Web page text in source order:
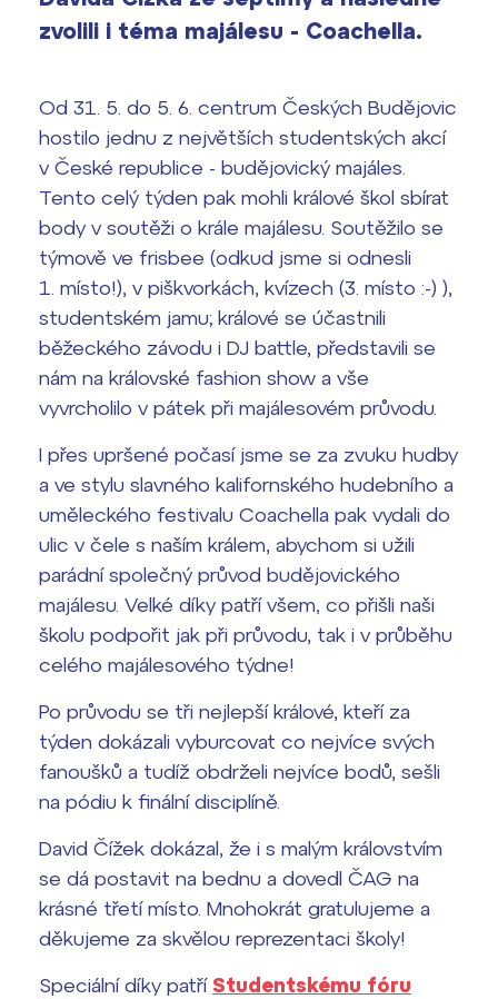
Europass
FOCUSing
Zahraniční stipendia
ČAG studentský
Maturitní témata
Pomoc! Mám problém!
Harmonogram školního roku
Termíny maturit
Office 365
zvolili i téma majálesu - Coachella.
Od 31. 5. do 5. 6. centrum Českých Budějovic
hostilo jednu z největších studentských akcí
v České republice - budějovický majáles.
Tento celý týden pak mohli králové škol sbírat
body v soutěži o krále majálesu. Soutěžilo se
týmově ve frisbee (odkud jsme si odnesli
1. místo!), v piškvorkách, kvízech (3. místo :-) ),
studentském jamu; králové se účastnili
běžeckého závodu i DJ battle, představili se
nám na královské fashion show a vše
vyvrcholilo v pátek při majálesovém průvodu.
I přes upršené počasí jsme se za zvuku hudby
a ve stylu slavného kalifornského hudebního a
uměleckého festivalu Coachella pak vydali do
ulic v čele s naším králem, abychom si užili
parádní společný průvod budějovického
majálesu. Velké díky patří všem, co přišli naši
školu podpořit jak při průvodu, tak i v průběhu
celého majálesového týdne!
Po průvodu se tři nejlepší králové, kteří za
týden dokázali vyburcovat co nejvíce svých
fanoušků a tudíž obdrželi nejvíce bodů, sešli
na pódiu k finální disciplíně.
David Čížek dokázal, že i s malým královstvím
se dá postavit na bednu a dovedl ČAG na
krásné třetí místo. Mnohokrát gratulujeme a
děkujeme za skvělou reprezentaci školy!
Speciální díky patříStudentskému fóru